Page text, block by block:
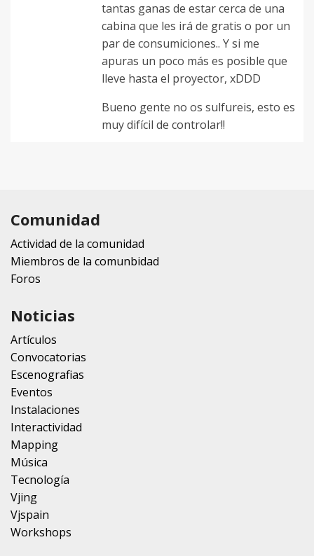
tantas ganas de estar cerca de una
cabina que les irá de gratis o por un
par de consumiciones.. Y si me
apuras un poco más es posible que
lleve hasta el proyector, xDDD
Bueno gente no os sulfureis, esto es
muy difícil de controlar!!
Comunidad
Actividad de la comunidad
Miembros de la comunbidad
Foros
Noticias
Artículos
Convocatorias
Escenografias
Eventos
Instalaciones
Interactividad
Mapping
Música
Tecnología
Vjing
Vjspain
Workshops